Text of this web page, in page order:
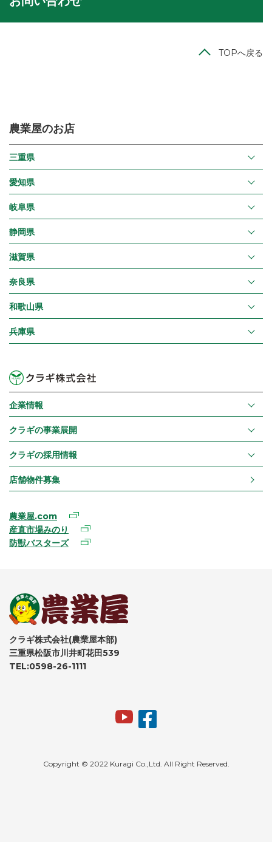
TOPへ戻る
農業屋のお店
三重県
愛知県
岐阜県
静岡県
滋賀県
奈良県
和歌山県
兵庫県
企業情報
クラギの事業展開
クラギの採用情報
店舗物件募集
農業屋.com
産直市場みのり
防獣バスターズ
クラギ株式会社(農業屋本部)
三重県松阪市川井町花田539
TEL:0598-26-1111
Copyright © 2022 Kuragi Co.,Ltd. All Right Reserved.